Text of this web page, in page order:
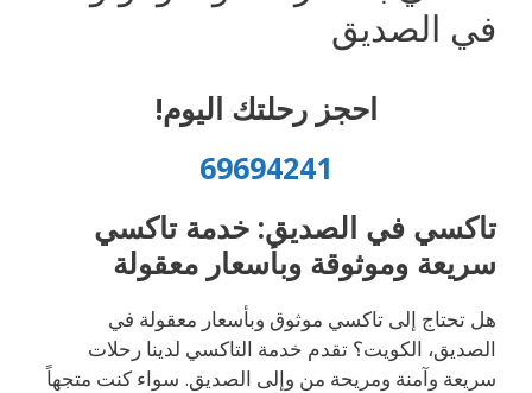
في الصديق
احجز رحلتك اليوم!
69694241
تاكسي في الصديق: خدمة تاكسي
سريعة وموثوقة وبأسعار معقولة
هل تحتاج إلى تاكسي موثوق وبأسعار معقولة في
الصديق، الكويت؟ تقدم خدمة التاكسي لدينا رحلات
سريعة وآمنة ومريحة من وإلى الصديق. سواء كنت متجهاً